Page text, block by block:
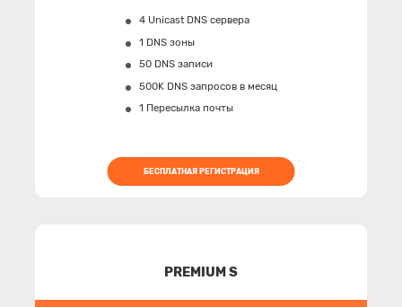
4 Unicast DNS сервера
1 DNS зоны
50 DNS записи
500K DNS запросов в месяц
1 Пересылка почты
БЕСПЛАТНАЯ РЕГИСТРАЦИЯ
PREMIUM S